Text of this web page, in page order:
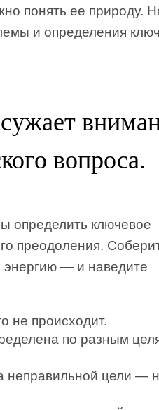
понять ее природу.
и определения
вопроса.
определить ключевое
преодоления.
энергию — и наведите
не происходит.
по разным
неправильной цели —